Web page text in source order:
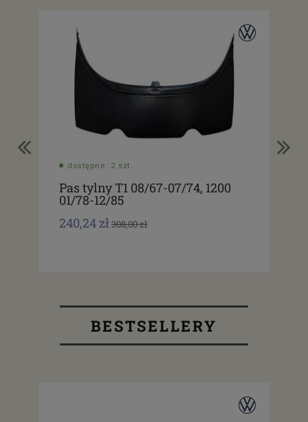
dostępne: 2 szt.
Pas tylny T1 08/67-07/74, 1200
01/78-12/85
240,24 zł 308,00 zł
BESTSELLERY